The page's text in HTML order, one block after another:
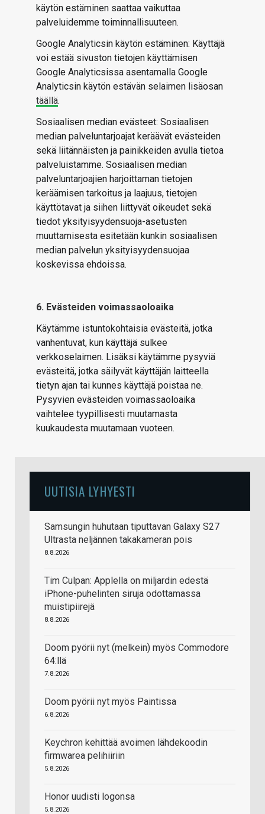
käytön estäminen saattaa vaikuttaa
palveluidemme toiminnallisuuteen.
Google Analyticsin käytön estäminen: Käyttäjä
voi estää sivuston tietojen käyttämisen
Google Analyticsissa asentamalla Google
Analyticsin käytön estävän selaimen lisäosan
täällä.
Sosiaalisen median evästeet: Sosiaalisen
median palveluntarjoajat keräävät evästeiden
sekä liitännäisten ja painikkeiden avulla tietoa
palveluistamme. Sosiaalisen median
palveluntarjoajien harjoittaman tietojen
keräämisen tarkoitus ja laajuus, tietojen
käyttötavat ja siihen liittyvät oikeudet sekä
tiedot yksityisyydensuoja-asetusten
muuttamisesta esitetään kunkin sosiaalisen
median palvelun yksityisyydensuojaa
koskevissa ehdoissa.
6. Evästeiden voimassaoloaika
Käytämme istuntokohtaisia evästeitä, jotka
vanhentuvat, kun käyttäjä sulkee
verkkoselaimen. Lisäksi käytämme pysyviä
evästeitä, jotka säilyvät käyttäjän laitteella
tietyn ajan tai kunnes käyttäjä poistaa ne.
Pysyvien evästeiden voimassaoloaika
vaihtelee tyypillisesti muutamasta
kuukaudesta muutamaan vuoteen.
UUTISIA LYHYESTI
Samsungin huhutaan tiputtavan Galaxy S27
Ultrasta neljännen takakameran pois
8.8.2026
Tim Culpan: Applella on miljardin edestä
iPhone-puhelinten siruja odottamassa
muistipiirejä
8.8.2026
Doom pyörii nyt (melkein) myös Commodore
64:llä
7.8.2026
Doom pyörii nyt myös Paintissa
6.8.2026
Keychron kehittää avoimen lähdekoodin
firmwarea pelihiiriin
5.8.2026
Honor uudisti logonsa
5.8.2026